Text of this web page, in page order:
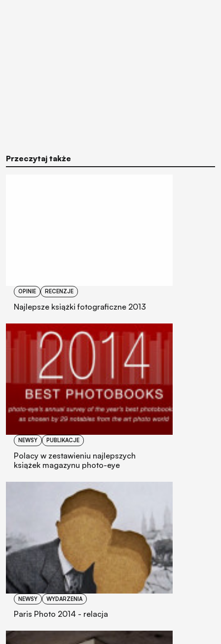
Przeczytaj także
OPINIE RECENZJE
Najlepsze książki fotograficzne 2013
NEWSY PUBLIKACJE
Polacy w zestawieniu najlepszych
książek magazynu photo-eye
NEWSY WYDARZENIA
Paris Photo 2014 - relacja